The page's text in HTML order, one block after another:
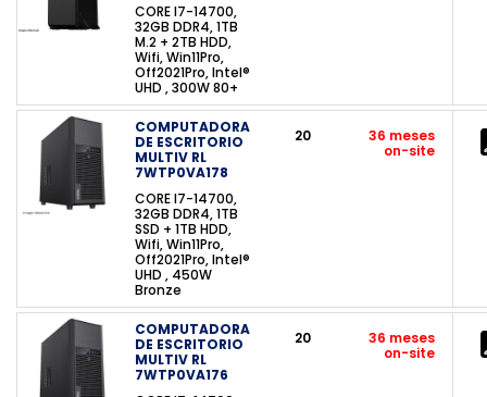
CORE I7-14700,
32GB DDR4, 1TB
M.2 + 2TB HDD,
Wifi, Win11Pro,
Off2021Pro, Intel®
UHD , 300W 80+
COMPUTADORA
DE ESCRITORIO
MULTIV RL
7WTP0VA178
CORE I7-14700,
32GB DDR4, 1TB
SSD + 1TB HDD,
Wifi, Win11Pro,
Off2021Pro, Intel®
UHD , 450W
Bronze
20
36 meses
on-site
COMPUTADORA
DE ESCRITORIO
MULTIV RL
7WTP0VA176
20
36 meses
on-site